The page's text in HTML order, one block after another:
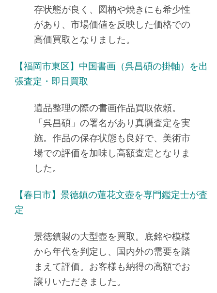
存状態が良く、図柄や焼きにも希少性
があり、市場価値を反映した価格での
高価買取となりました。
【福岡市東区】中国書画（呉昌碩の掛軸）を出
張査定・即日買取
遺品整理の際の書画作品買取依頼。
「呉昌碩」の署名があり真贋査定を実
施。作品の保存状態も良好で、美術市
場での評価を加味し高額査定となりま
した。
【春日市】景徳鎮の蓮花文壺を専門鑑定士が査
定
景徳鎮製の大型壺を買取。底銘や模様
から年代を判定し、国内外の需要を踏
まえて評価。お客様も納得の高額でお
譲りいただきました。